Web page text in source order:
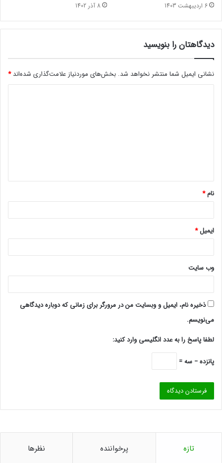
6 اردیبهشت 1403 8 آذر 1402
دیدگاهتان را بنویسید
نشانی ایمیل شما منتشر نخواهد شد. بخش‌های موردنیاز علامت‌گذاری شده‌اند*
*
نام*
ایمیل*
وب‌ سایت
ذخیره نام، ایمیل و وبسایت من در مرورگر برای زمانی که دوباره دیدگاهی
می‌نویسم.
لطفا پاسخ را به عدد انگلیسی وارد کنید:
پانزده − سه =
تازه پرخواننده نظرها